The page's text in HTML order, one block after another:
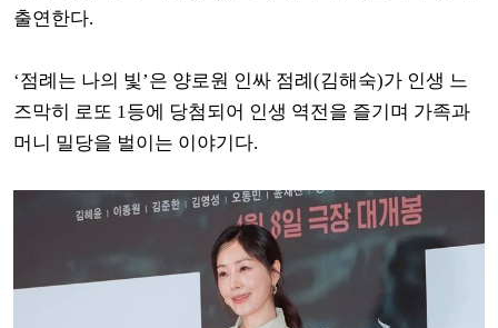
출연한다.
‘점례는 나의 빛’은 양로원 인싸 점례(김해숙)가 인생 느
즈막히 로또 1등에 당첨되어 인생 역전을 즐기며 가족과
머니 밀당을 벌이는 이야기다.